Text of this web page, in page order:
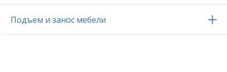
Подъем и занос мебели